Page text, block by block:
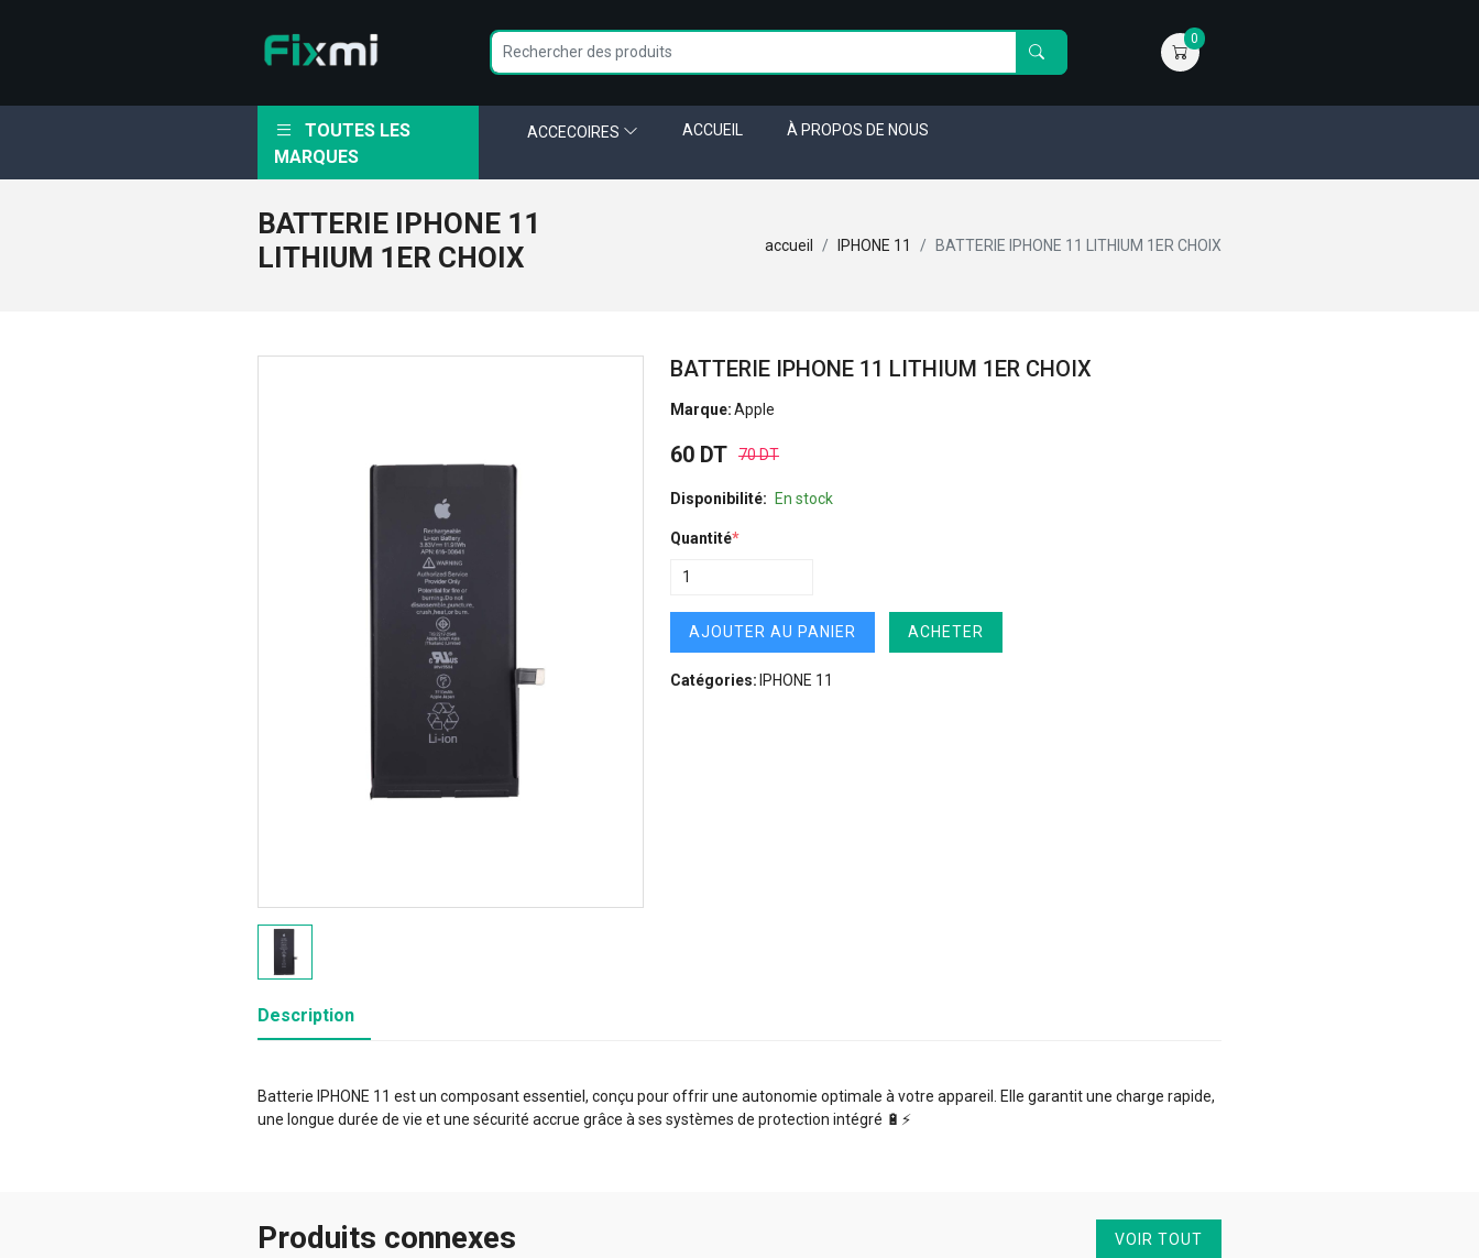
0
TOUTES LES
MARQUES
ACCECOIRES ACCUEIL À PROPOS DE NOUS
BATTERIE IPHONE 11
LITHIUM 1ER CHOIX
accueil IPHONE 11 BATTERIE IPHONE 11 LITHIUM 1ER CHOIX
BATTERIE IPHONE 11 LITHIUM 1ER CHOIX
Marque:Apple
60 DT 70 DT
Disponibilité: En stock
Quantité*
AJOUTER AU PANIER ACHETER
Catégories: IPHONE 11
Description
Batterie IPHONE 11 est un composant essentiel, conçu pour offrir une autonomie optimale à votre appareil. Elle garantit une charge rapide,
une longue durée de vie et une sécurité accrue grâce à ses systèmes de protection intégré 🔋⚡️
Produits connexes VOIR TOUT